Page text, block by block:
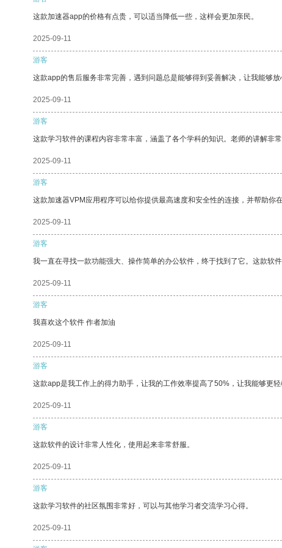
这款加速器app的价格有点贵，可以适当降低一些，这样会更加亲民。
2025-09-11
游客
这款app的售后服务非常完善，遇到问题总是能够得到妥善解决，让我能够放
2025-09-11
游客
这款学习软件的课程内容非常丰富，涵盖了各个学科的知识。老师的讲解非
2025-09-11
游客
这款加速器VPM应用程序可以给你提供最高速度和安全性的连接，并帮助你
2025-09-11
游客
我一直在寻找一款功能强大、操作简单的办公软件，终于找到了它。这款软
2025-09-11
游客
我喜欢这个软件 作者加油
2025-09-11
游客
这款app是我工作上的得力助手，让我的工作效率提高了50%，让我能够更轻
2025-09-11
游客
这款软件的设计非常人性化，使用起来非常舒服。
2025-09-11
游客
这款学习软件的社区氛围非常好，可以与其他学习者交流学习心得。
2025-09-11